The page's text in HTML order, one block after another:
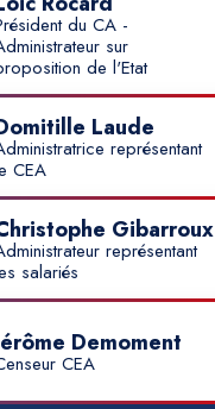
du CA -
sur
de l'Etat
Laude
représentant
CEA
Gibarroux
représentant
salariés
Demoment
CEA